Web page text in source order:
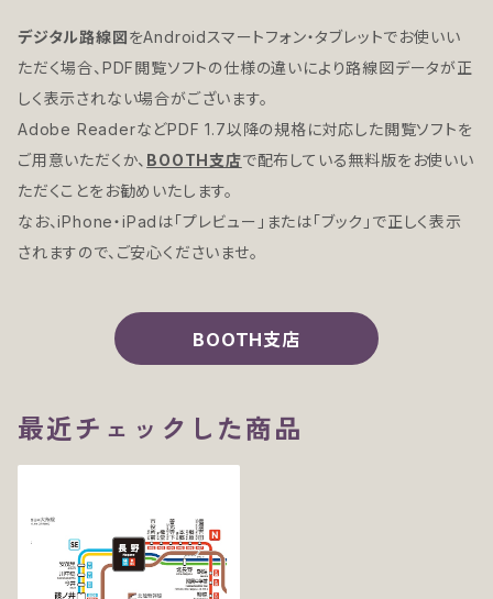
デジタル路線図をAndroidスマートフォン・タブレットでお使いい
ただく場合、PDF閲覧ソフトの仕様の違いにより路線図データが正
しく表示されない場合がございます。
Adobe ReaderなどPDF 1.7以降の規格に対応した閲覧ソフトを
ご用意いただくか、 BOOTH支店で配布している無料版をお使いい
ただくことをお勧めいたします。
なお、iPhone・iPadは「プレビュー」または「ブック」で正しく表示
されますので、ご安心くださいませ。
BOOTH支店
最近チェックした商品